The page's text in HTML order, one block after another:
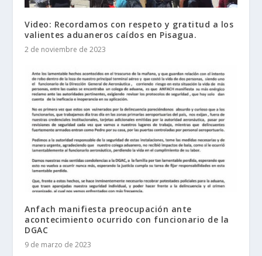
Video: Recordamos con respeto y gratitud a los
valientes aduaneros caídos en Pisagua.
2 de noviembre de 2023
Anfach manifiesta preocupación ante
acontecimiento ocurrido con funcionario de la
DGAC
9 de marzo de 2023